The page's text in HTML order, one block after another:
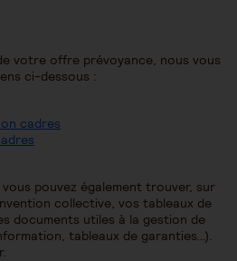
votre offre prévoyance, nous vous
ci-dessous :
cadres
pouvez également trouver, sur
collective, vos tableaux de
documents utiles à la gestion de
tableaux de garanties…).